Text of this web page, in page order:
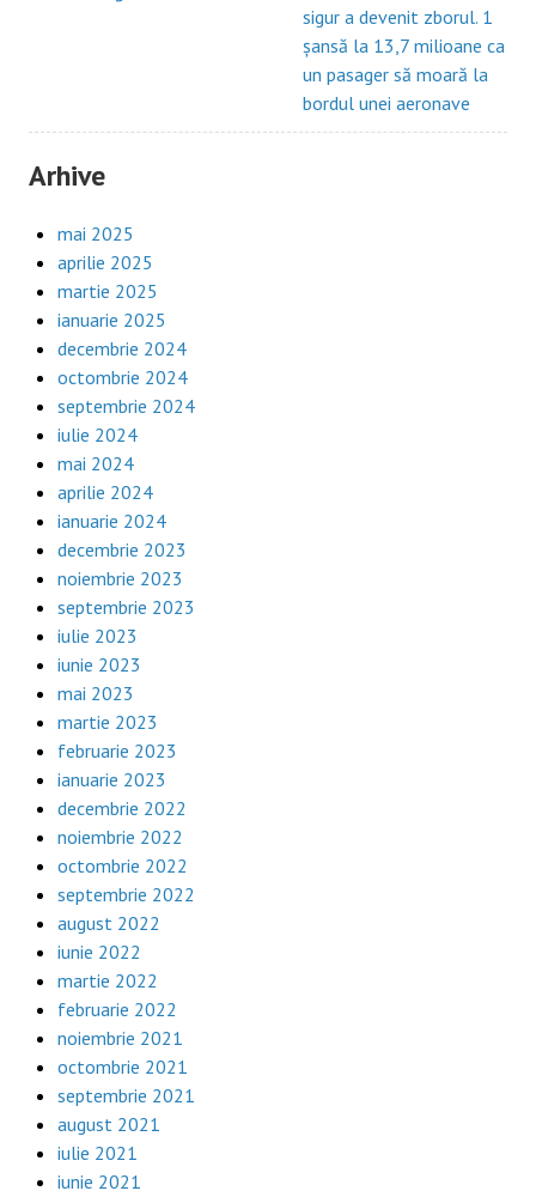
sigur a devenit zborul. 1
șansă la 13,7 milioane ca
un pasager să moară la
bordul unei aeronave
Arhive
mai 2025
aprilie 2025
martie 2025
ianuarie 2025
decembrie 2024
octombrie 2024
septembrie 2024
iulie 2024
mai 2024
aprilie 2024
ianuarie 2024
decembrie 2023
noiembrie 2023
septembrie 2023
iulie 2023
iunie 2023
mai 2023
martie 2023
februarie 2023
ianuarie 2023
decembrie 2022
noiembrie 2022
octombrie 2022
septembrie 2022
august 2022
iunie 2022
martie 2022
februarie 2022
noiembrie 2021
octombrie 2021
septembrie 2021
august 2021
iulie 2021
iunie 2021